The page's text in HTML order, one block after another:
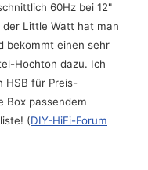
60Hz bei 12"
der Little Watt hat man
bekommt einen sehr
Hochton dazu. Ich
HSB für Preis-
Box passendem
(DIY-HiFi-Forum